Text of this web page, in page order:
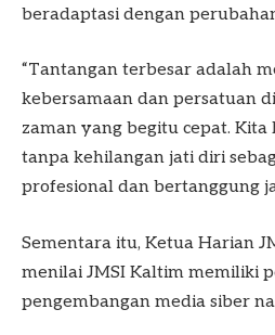
beradaptasi dengan
“Tantangan terbesar adalah
kebersamaan dan persatuan
zaman yang begitu cepat.
tanpa kehilangan jati diri
profesional dan bertanggung
Sementara itu, Ketua Harian
menilai JMSI Kaltim memiliki
pengembangan media siber